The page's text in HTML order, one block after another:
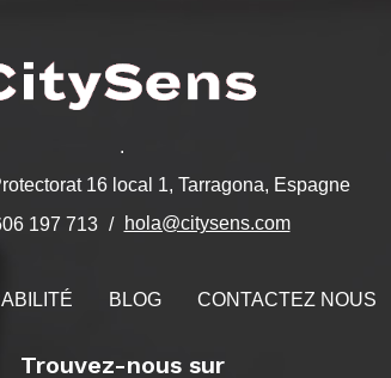
.
16 local 1, Tarragona, Espagne
197 713
hola@citysens.com
BLOG CONTACTEZ NOUS
Trouvez-nous sur